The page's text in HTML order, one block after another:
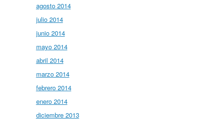
agosto 2014
julio 2014
junio 2014
mayo 2014
abril 2014
marzo 2014
febrero 2014
enero 2014
diciembre 2013